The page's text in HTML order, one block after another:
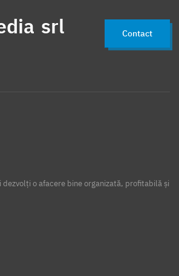
srl Contact
dezvolți o afacere bine organizată, profitabilă și